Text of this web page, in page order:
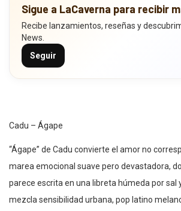
Sigue a LaCaverna para recibir
Recibe lanzamientos, reseñas y
News.
Seguir
Cadu – Ágape
“Ágape” de Cadu convierte el amor no
marea emocional suave pero devastadora,
parece escrita en una libreta húmeda por sal
mezcla sensibilidad urbana, pop latino